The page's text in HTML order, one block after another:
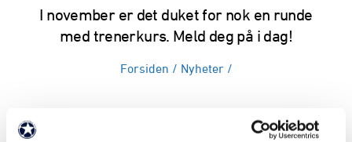
I november er det duket for nok en runde
med trenerkurs. Meld deg på i dag!
Forsiden / Nyheter /